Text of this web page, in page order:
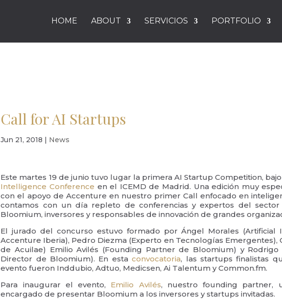
HOME ABOUT SERVICIOS PORTFOLIO
Call for AI Startups
Jun 21, 2018 | News
Este martes 19 de junio tuvo lugar la primera AI Startup Competition,
Intelligence Conference en el ICEMD de Madrid. Una edición muy
con el apoyo de Accenture en nuestro primer Call enfocado en
contamos con un día repleto de conferencias y expertos del
Bloomium, inversores y responsables de innovación de grandes
El jurado del concurso estuvo formado por Ángel Morales (Artificial
Accenture Iberia), Pedro Diezma (Experto en Tecnologías Emergentes),
de Acuilae) Emilio Avilés (Founding Partner de Bloomium) y Rodrigo
Director de Bloomium). En estaconvocatoria, las startups finalistas
evento fueron Inddubio, Adtuo, Medicsen, Ai Talentum y Common.fm.
Para inaugurar el evento, Emilio Avilés, nuestro founding partner,
encargado de presentar Bloomium a los inversores y startups invitadas.